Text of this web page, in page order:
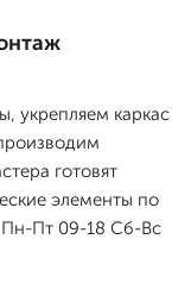
укрепляем каркас
готовят
элементы по
Пт 09-18 Сб-Вс